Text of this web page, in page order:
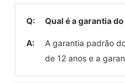
Q: Qual é a garantia
A:
A garantia padrão
de 12 anos e a